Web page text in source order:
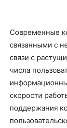
Современные
связанными с
связи с
числа
скорости
поддержания